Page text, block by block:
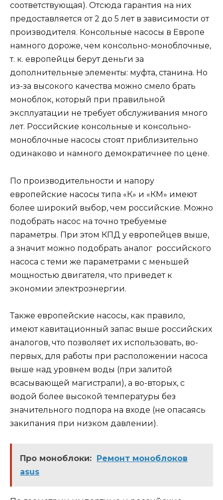
соответствующая). Отсюда гарантия на них
предоставляется от 2 до 5 лет в зависимости от
производителя. Консольные насосы в Европе
намного дороже, чем консольно-моноблочные,
т. к. европейцы берут деньги за
дополнительные элементы: муфта, станина. Но
из-за высокого качества можно смело брать
моноблок, который при правильной
эксплуатации не требует обслуживания много
лет. Российские консольные и консольно-
моноблочные насосы стоят приблизительно
одинаково и намного демократичнее по цене.
По производительности и напору
европейские насосы типа «К» и «КМ» имеют
более широкий выбор, чем российские. Можно
подобрать насос на точно требуемые
параметры. При этом КПД у европейцев выше,
а значит можно подобрать аналог российского
насоса с теми же параметрами с меньшей
мощностью двигателя, что приведет к
экономии электроэнергии.
Также европейские насосы, как правило,
имеют кавитационный запас выше российских
аналогов, что позволяет их использовать, во-
первых, для работы при расположении насоса
выше над уровнем воды (при залитой
всасывающей магистрали), а во-вторых, с
водой более высокой температуры без
значительного подпора на входе (не опасаясь
закипания при низком давлении).
Про моноблоки: Ремонт моноблоков
asus